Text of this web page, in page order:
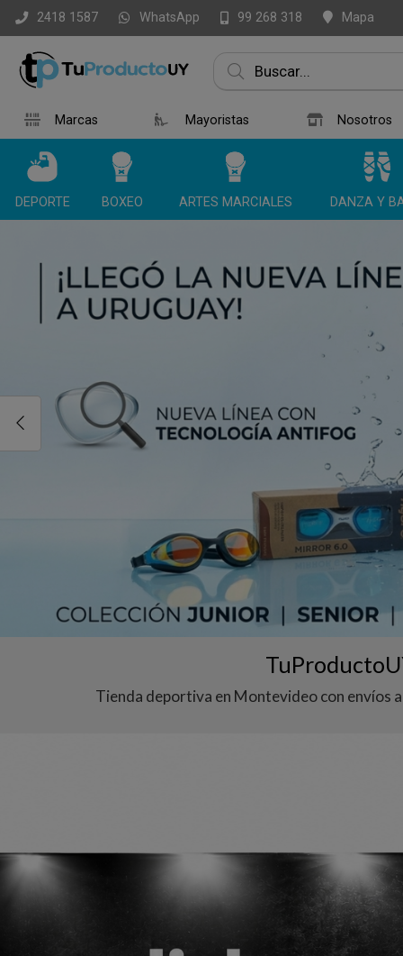
2418 1587 WhatsApp 99 268 318 Mapa
Marcas Mayoristas Nosotros
DEPORTE BOXEO ARTES MARCIALES DANZA Y
Tienda deportiva en Montevideo con envíos